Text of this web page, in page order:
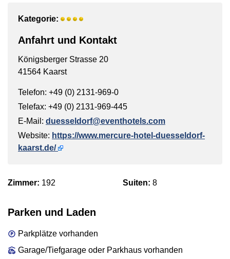
Kategorie:
Anfahrt und Kontakt
Königsberger Strasse 20
41564 Kaarst
Telefon: +49 (0) 2131-969-0
Telefax: +49 (0) 2131-969-445
E-Mail: duesseldorf@eventhotels.com
Website: https://www.mercure-hotel-duesseldorf-
kaarst.de/
Zimmer: 192 Suiten: 8
Parken und Laden
Parkplätze vorhanden
Garage/Tiefgarage oder Parkhaus vorhanden